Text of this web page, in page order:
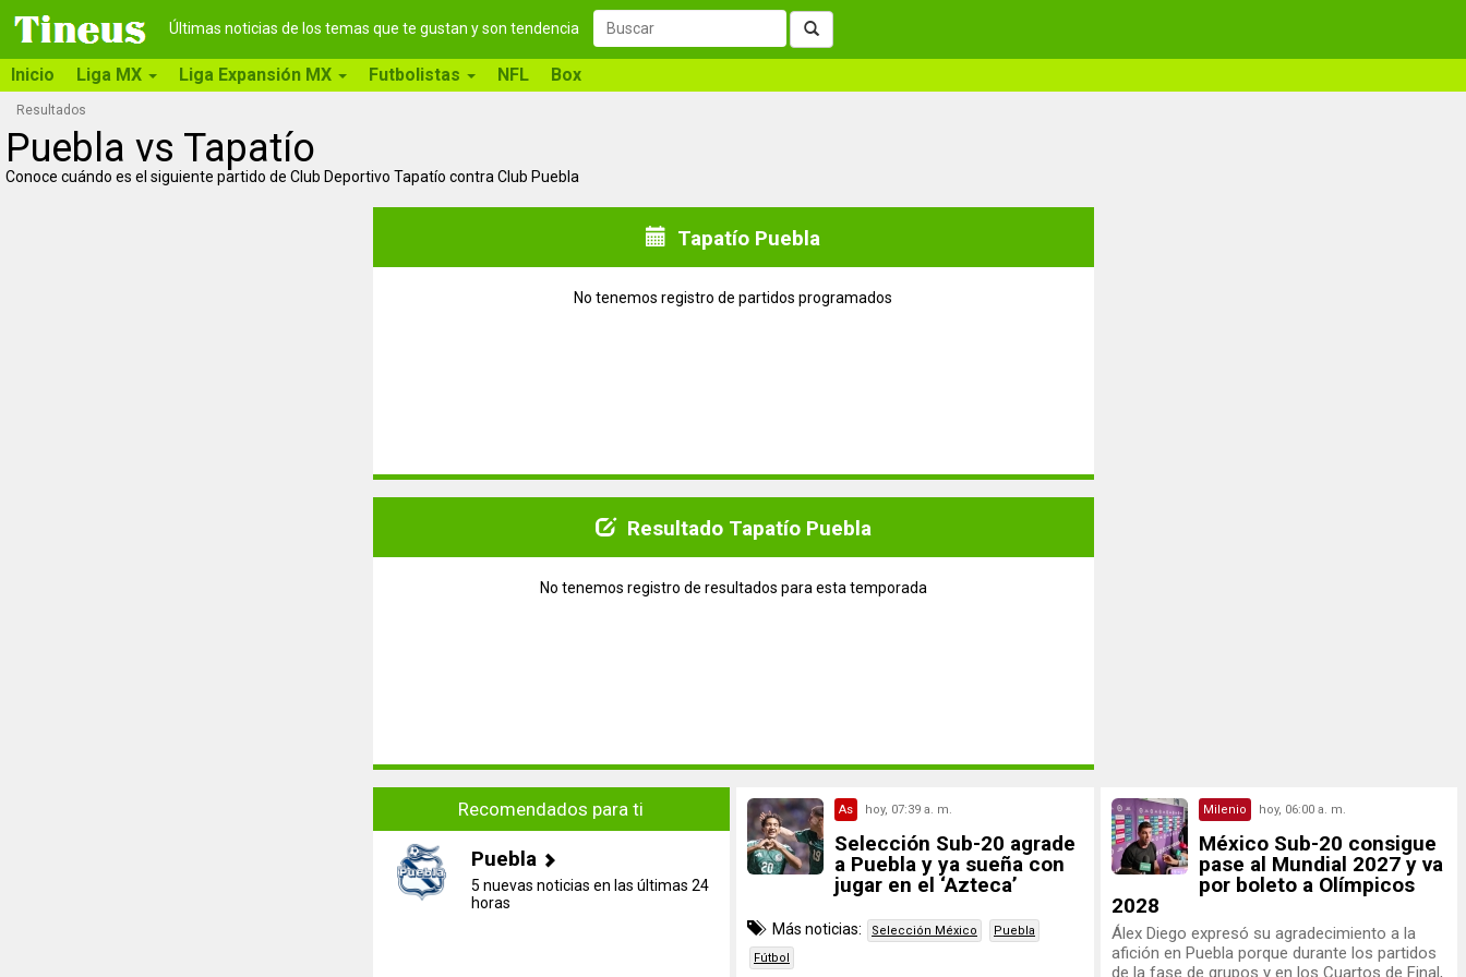
Últimas noticias de los temas que te gustan y son tendencia
Inicio Liga MX Liga Expansión MX Futbolistas NFL Box
Resultados
Puebla vs Tapatío
Conoce cuándo es el siguiente partido de Club Deportivo Tapatío contra Club Puebla
Tapatío Puebla
No tenemos registro de partidos programados
Resultado Tapatío Puebla
No tenemos registro de resultados para esta temporada
Recomendados para ti
Puebla
5 nuevas noticias en las últimas 24
horas
As hoy, 07:39 a. m.
Selección Sub-20 agrade
a Puebla y ya sueña con
jugar en el ‘Azteca’
Más noticias: Selección México
Puebla
Fútbol
Milenio hoy, 06:00 a. m.
México Sub-20 consigue
pase al Mundial 2027 y va
por boleto a Olímpicos
2028
Álex Diego expresó su agradecimiento a la
afición en Puebla porque durante los partidos
de la fase de grupos y en los Cuartos de Final,